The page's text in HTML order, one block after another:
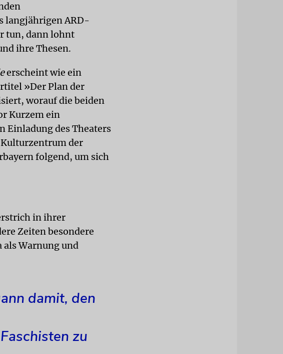
langjährigen ARD-
tun, dann lohnt
ihre Thesen.
erscheint wie ein
»Der Plan der
worauf die beiden
Kurzem ein
Einladung des Theaters
der
folgend, um sich
in ihrer
Zeiten besondere
als Warnung und
damit, den
zu